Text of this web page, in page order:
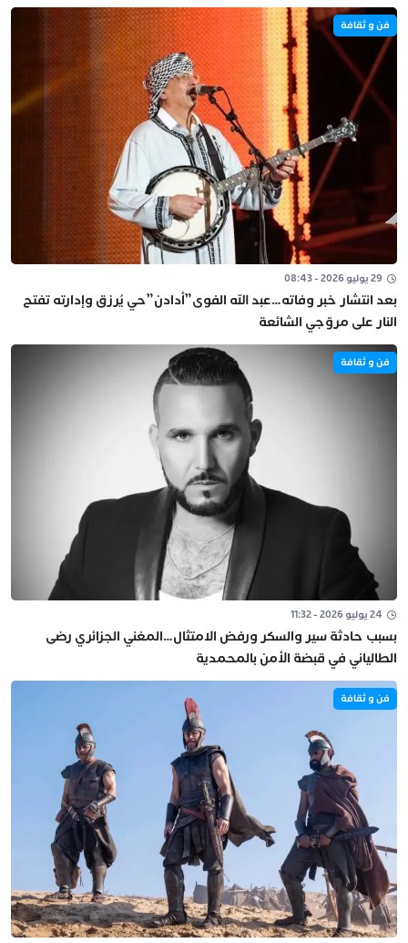
فن و ثقافة
29 يوليو 2026 - 08:43
بعد انتشار خبر وفاته…عبد الله الفوى”أدادن”حي يُرزق وإدارته تفتح
النار على مروّجي الشائعة
فن و ثقافة
24 يوليو 2026 - 11:32
بسبب حادثة سير والسكر ورفض الامتثال…المغني الجزائري رضى
الطالياني في قبضة الأمن بالمحمدية
فن و ثقافة